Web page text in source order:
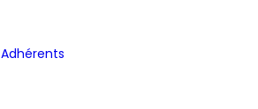
Adhérents